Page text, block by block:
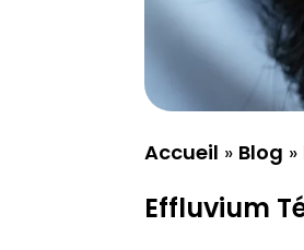
Accueil » Blog »
Effluvium